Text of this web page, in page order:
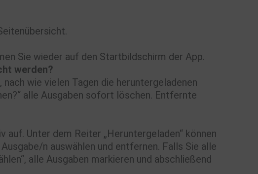
Sie wieder auf den Startbildschirm der App.
werden?
wie vielen Tagen die heruntergeladenen
alle Ausgaben sofort löschen. Entfernte
auf. Unter dem Reiter „Heruntergeladen“ können
n auswählen und entfernen. Falls Sie alle
alle Ausgaben markieren und abschließend